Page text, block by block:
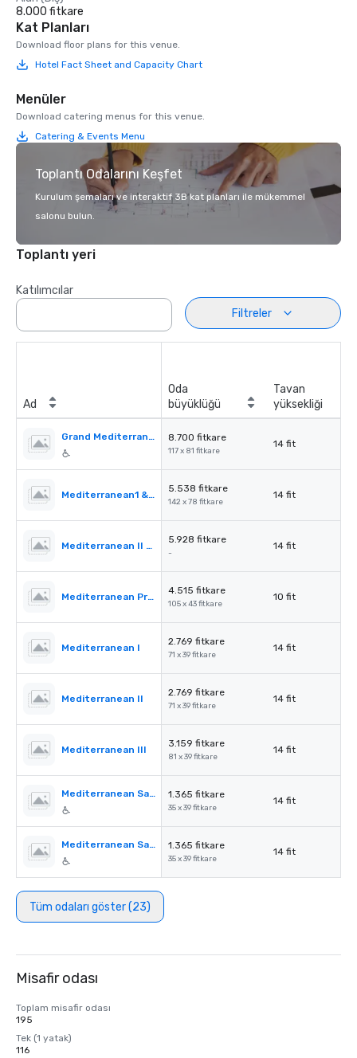
8.000 fitkare
Kat Planları
Download floor plans for this venue.
Hotel Fact Sheet and Capacity Chart
Menüler
Download catering menus for this venue.
Catering & Events Menu
Toplantı Odalarını Keşfet
Kurulum şemaları ve interaktif 3B kat planları ile mükemmel
salonu bulun.
Toplantı yeri
Katılımcılar
Filtreler
Ad
Oda
büyüklüğü
Tavan
yüksekliği
Grand Mediterranean Ballroom 8.700 fitkare
117 x 81 fitkare
14 fit
Mediterranean1 & 2
5.538 fitkare
142 x 78 fitkare
14 fit
Mediterranean II & III
5.928 fitkare
-
14 fit
Mediterranean PreFunction
4.515 fitkare
105 x 43 fitkare
10 fit
Mediterranean I
2.769 fitkare
71 x 39 fitkare
14 fit
Mediterranean II
2.769 fitkare
71 x 39 fitkare
14 fit
Mediterranean III
3.159 fitkare
81 x 39 fitkare
14 fit
Mediterranean Salon A 1.365 fitkare
35 x 39 fitkare
14 fit
Mediterranean Salon B 1.365 fitkare
35 x 39 fitkare
14 fit
Tüm odaları göster (23)
Misafir odası
Toplam misafir odası
195
Tek (1 yatak)
116